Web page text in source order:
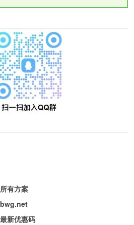
有方案
新优惠码